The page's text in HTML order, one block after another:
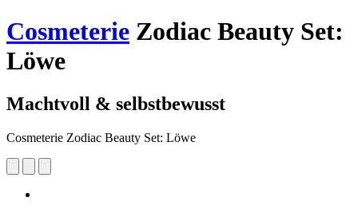
Cosmeterie Zodiac Beauty Set:
Löwe
Machtvoll & selbstbewusst
Cosmeterie Zodiac Beauty Set: Löwe